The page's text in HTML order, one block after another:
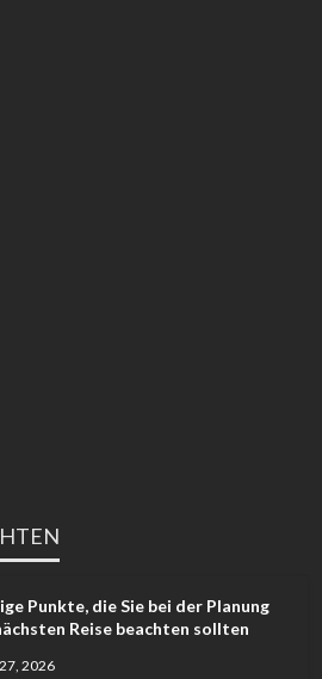
Punkte, die Sie bei der Planung
Reise beachten sollten
2026